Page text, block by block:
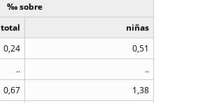
‰ sobre
total
niñas
0,24
0,51
..
..
0,67
1,38